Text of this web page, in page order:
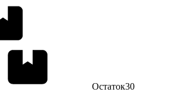
Остаток30